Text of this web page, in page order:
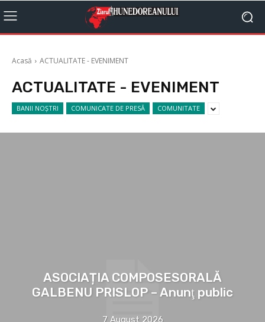
Acasă ACTUALITATE - EVENIMENT
ACTUALITATE - EVENIMENT
BANII NOȘTRI COMUNICATE DE PRESĂ COMUNITATE
ASOCIAȚIA COMPOSESORALĂ
GALBENU PRISLOP – Anunţ public
7 August 2026